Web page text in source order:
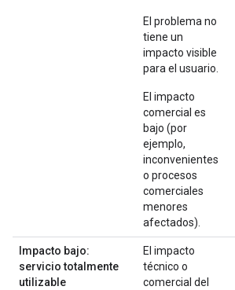
El problema no
tiene un
impacto visible
para el usuario.
El impacto
comercial es
bajo (por
ejemplo,
inconvenientes
o procesos
comerciales
menores
afectados).
Impacto bajo:
servicio totalmente
utilizable
El impacto
técnico o
comercial del